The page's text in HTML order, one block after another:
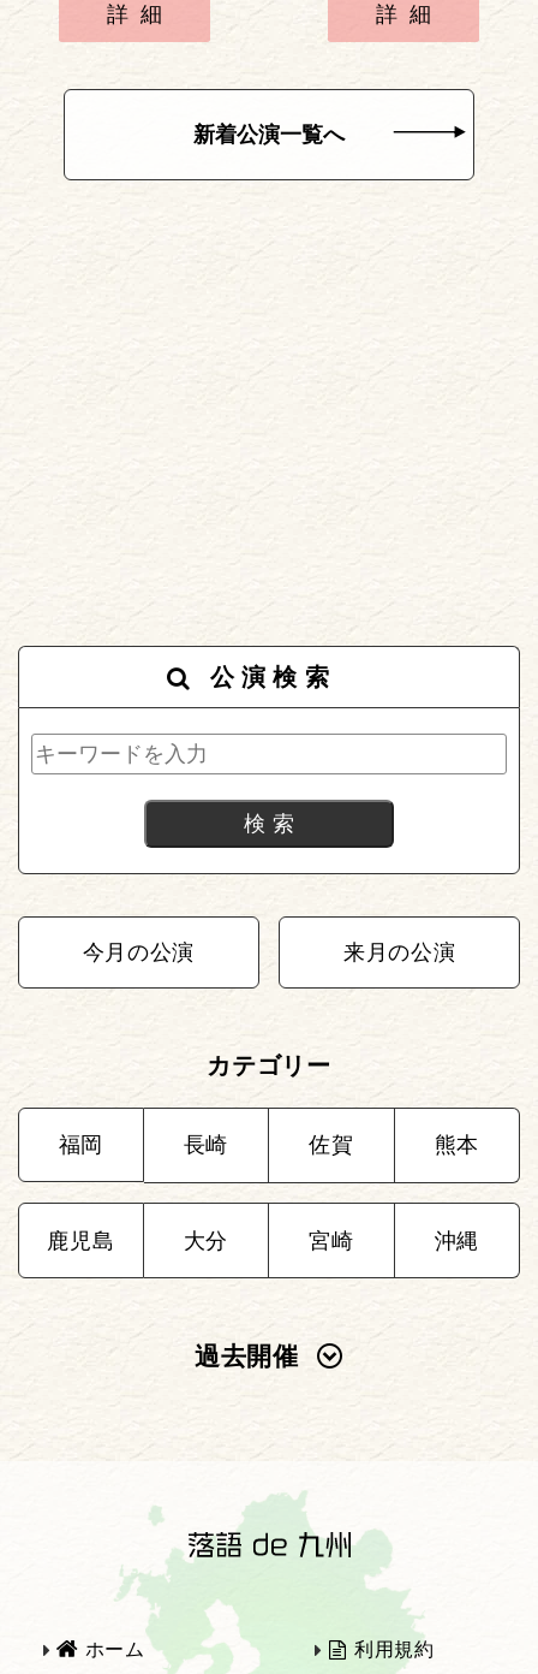
詳細 詳細
新着公演一覧へ
公演検索
今月の公演 来月の公演
カテゴリー
福岡 長崎 佐賀 熊本
鹿児島 大分 宮崎 沖縄
過去開催
2022年
2021年 2020年
ホーム 利用規約